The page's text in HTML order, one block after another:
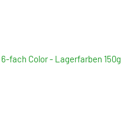
6-fach Color - Lagerfarben 150g